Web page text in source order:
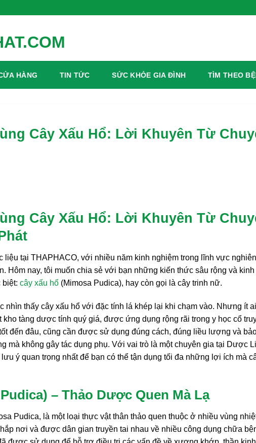
HÀNG TIN TỨC SỨC KHỎE GIA ĐÌNH TÌM THEO
Cây Xấu Hổ: Lời Khuyên Từ
Cây Xấu Hổ: Lời Khuyên Từ
liệu tại THAPHACO, với nhiều năm kinh nghiệm trong lĩnh vực
Hôm nay, tôi muốn chia sẻ với bạn những kiến thức sâu rộng và
biệt: cây xấu hổ (Mimosa Pudica), hay còn gọi là cây trinh nữ.
nhìn thấy cây xấu hổ với đặc tính lá khép lại khi chạm vào. Nhưng ít
kho tàng dược tính quý giá, được ứng dụng rộng rãi trong y học cổ
đến đâu, cũng cần được sử dụng đúng cách, đúng liều lượng và
mà không gây tác dụng phụ. Với vai trò là một chuyên gia tại Dược
ý quan trọng nhất để bạn có thể tận dụng tối đa những lợi ích mà
– Thảo Dược Quen Mà Lạ
Pudica, là một loại thực vật thân thảo quen thuộc ở nhiều vùng
nơi và được dân gian truyền tai nhau về nhiều công dụng chữa